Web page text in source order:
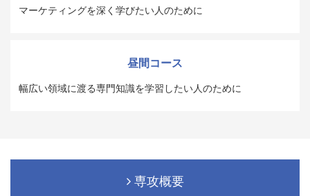
マーケティングを深く学びたい人のために
昼間コース
幅広い領域に渡る専門知識を学習したい人のために
専攻概要